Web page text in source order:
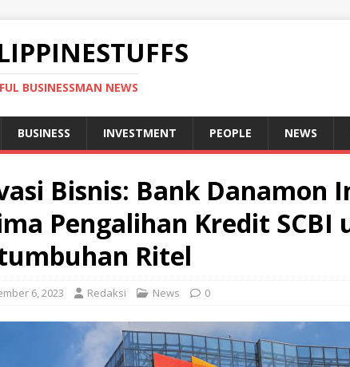
BUSINESSMAN NEWS
BUSINESS INVESTMENT PEOPLE NEWS
Bisnis: Bank Danamon
Pengalihan Kredit SCBI
Ritel
6, 2023 Redaksi News 0